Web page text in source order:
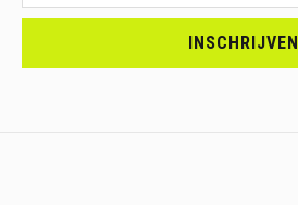
<br>SCHRIJF
INSCHRIJVEN